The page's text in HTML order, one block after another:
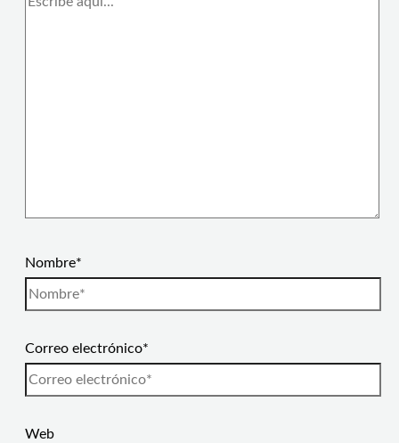
Nombre*
Correo electrónico*
Web